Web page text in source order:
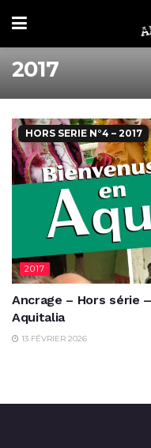
2017
HORS SERIE N°4 – 2017
2017
Ancrage – Hors série
Aquitalia
13 FÉVRIER 2026